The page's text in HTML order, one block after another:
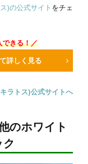
)の公式サイト をチェ
できる！／
詳しく見る
ラトス)公式サイトへ
のホワイト